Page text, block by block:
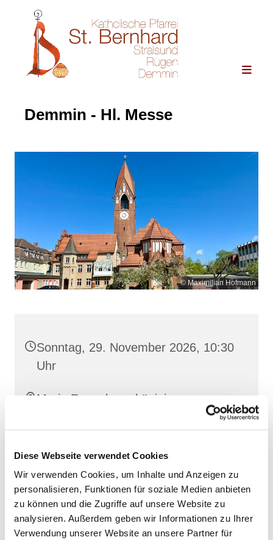
Diese Webseite verwendet Cookies
Wir verwenden Cookies, um Inhalte und Anzeigen zu
personalisieren, Funktionen für soziale Medien anbieten
zu können und die Zugriffe auf unsere Website zu
analysieren. Außerdem geben wir Informationen zu Ihrer
Verwendung unserer Website an unsere Partner für
Demmin - Hl. Messe
© Maximilian Hofmann
Sonntag, 29. November 2026, 10:30
Uhr
Maria Rosenkranzkönigin,
Reiferstraße 2A, 17109 Demmin